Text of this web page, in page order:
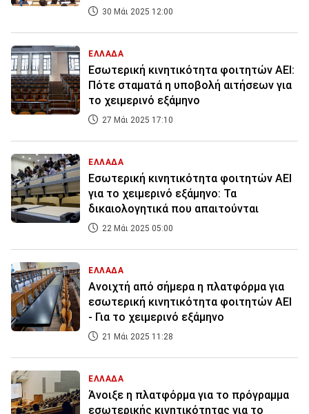
30 Μάι 2025 12:00
ΕΛΛΑΔΑ
Εσωτερική κινητικότητα φοιτητών ΑΕΙ:
Πότε σταματά η υποβολή αιτήσεων για
το χειμερινό εξάμηνο
27 Μάι 2025 17:10
ΕΛΛΑΔΑ
Εσωτερική κινητικότητα φοιτητών ΑΕΙ
για το χειμερινό εξάμηνο: Τα
δικαιολογητικά που απαιτούνται
22 Μάι 2025 05:00
ΕΛΛΑΔΑ
Ανοιχτή από σήμερα η πλατφόρμα για
εσωτερική κινητικότητα φοιτητών ΑΕΙ
- Για το χειμερινό εξάμηνο
21 Μάι 2025 11:28
ΕΛΛΑΔΑ
Άνοιξε η πλατφόρμα για το πρόγραμμα
εσωτερικής κινητικότητας για το